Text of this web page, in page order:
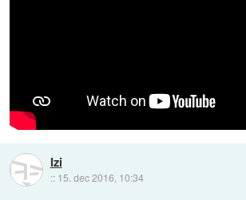
Izi
:: 15. dec 2016, 10:34